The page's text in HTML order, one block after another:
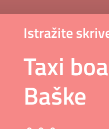
Istražite
Taxi
Baške